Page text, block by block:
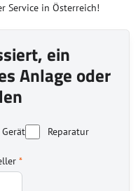
Service in Österreich!
ein
Anlage oder
Reparatur
*